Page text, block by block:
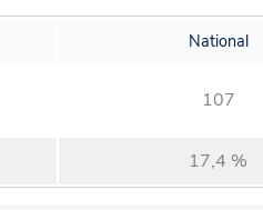
National
107
17,4 %